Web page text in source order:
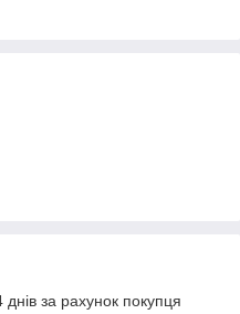
за рахунок покупця